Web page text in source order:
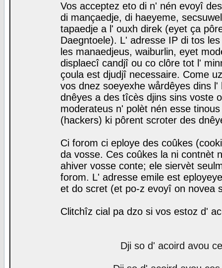
Vos acceptez eto di n' nén evoyî
di mançaedje, di haeyeme,
tapaedje a l' ouxh direk (eyet ça
Daegntoele). L' adresse IP di tos
les manaedjeus, waiburlin, eyet
displaecî candjî ou co clôre tot l'
çoula est djudjî necessaire. Come
vos dnez soeyexhe wårdêyes dins
dnêyes a des tîcès djins sins voste
moderateus n' polèt nén esse
(hackers) ki pôrent scroter des
Ci forom ci eploye des coûkes
da vosse. Ces coûkes la ni contnèt
ahiver vosse conte; ele siervèt
forom. L' adresse emile est
et do scret (et po-z evoyî on novea
Clitchîz cial pa dzo si vos estoz d'
Dji so d' acoird avou